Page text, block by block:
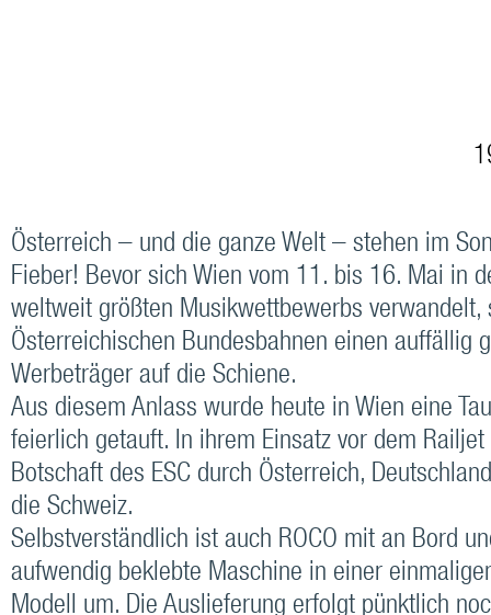
Österreich – und die ganze Welt – stehen im
Fieber! Bevor sich Wien vom 11. bis 16. Mai in
weltweit größten Musikwettbewerbs verwandelt,
Österreichischen Bundesbahnen einen auffällig
Werbeträger auf die Schiene.
Aus diesem Anlass wurde heute in Wien eine
feierlich getauft. In ihrem Einsatz vor dem
Botschaft des ESC durch Österreich,
die Schweiz.
Selbstverständlich ist auch ROCO mit an Bord
aufwendig beklebte Maschine in einer
Modell um. Die Auslieferung erfolgt pünktlich